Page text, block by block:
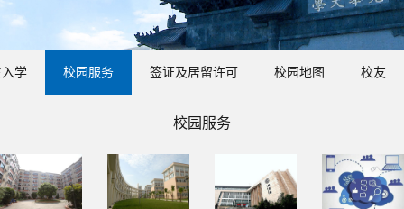
学 校园服务 签证及居留许可 校园地图 校友
校园服务